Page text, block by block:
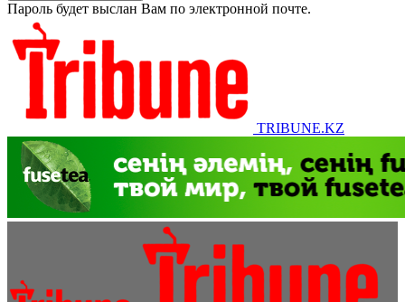
Пароль будет выслан Вам по электронной почте.
TRIBUNE.KZ